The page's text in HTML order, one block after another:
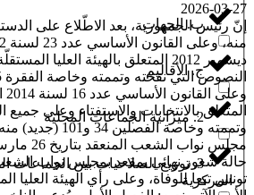
ب. الجهات
ج. الأقاليم
2. ميزانية الجماعات المحلية
3. توزيع الصلاحيات بين الجماعات
المركزية
2026-03-27
ديسمبر 2012 المتعلق بالهيئة العليا
المتعلق بالانتخابات والاستفتاء وعلى
وتممته وخاصة
حالة شغور نهائي بمقعد بمجلس نواب
تونس تبعا للوفاة، وعلى رأي الهيئة العليا